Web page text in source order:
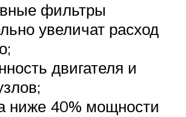
фильтры
увеличат расход
двигателя и
ниже 40% мощности